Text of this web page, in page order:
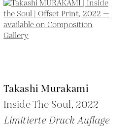
Takashi Murakami
Inside The Soul, 2022
Limitierte Druck Auflage